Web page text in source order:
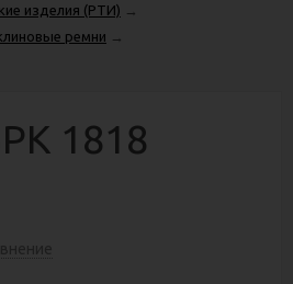
изделия (РТИ)
ремни
1818